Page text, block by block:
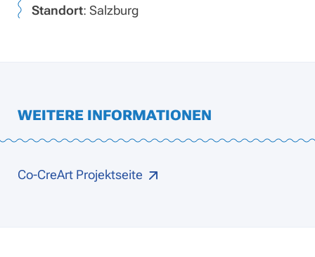
Standort: Salzburg
WEITERE INFORMATIONEN
Co-CreArt Projektseite